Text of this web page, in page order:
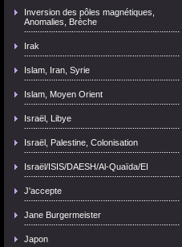
Inversion des pôles magnétiques,
Anomalies, Brèche
Irak
Islam, Iran, Syrie
Islam, Moyen Orient
Israël, Libye
Israël, Palestine, Colonisation
Israël/ISIS/DAESH/Al-Quaïda/EI
J'accepte
Jane Burgermeister
Japon